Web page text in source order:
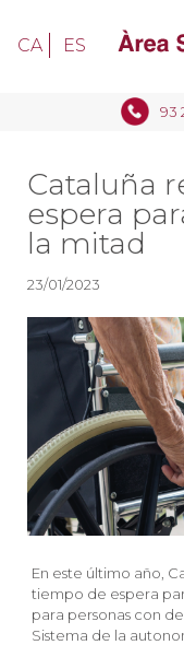
93
CA ES
Cataluña
espera
la mitad
23/01/2023
En este último año,
tiempo de espera
para personas con
Sistema de la